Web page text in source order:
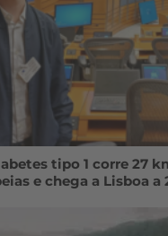
tipo 1 corre 27
e chega a Lisboa a